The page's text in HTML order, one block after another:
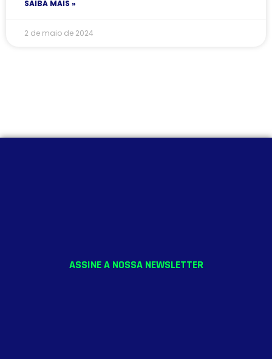
SAIBA MAIS »
2 de maio de 2024
ASSINE A NOSSA NEWSLETTER